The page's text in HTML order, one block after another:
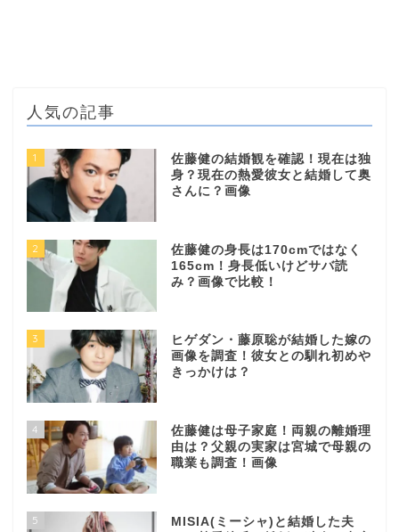
人気の記事
1
佐藤健の結婚観を確認！現在は独
身？現在の熱愛彼女と結婚して奥
さんに？画像
2
佐藤健の身長は170cmではなく
165cm！身長低いけどサバ読
み？画像で比較！
3
ヒゲダン・藤原聡が結婚した嫁の
画像を調査！彼女との馴れ初めや
きっかけは？
4
佐藤健は母子家庭！両親の離婚理
由は？父親の実家は宮城で母親の
職業も調査！画像
5
MISIA(ミーシャ)と結婚した夫